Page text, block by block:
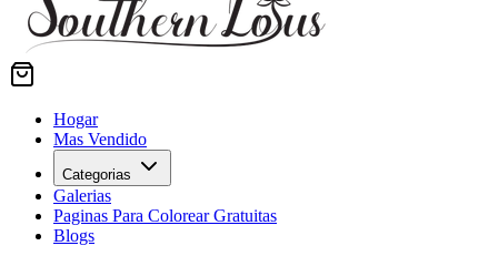
Hogar
Mas Vendido
Categorias
Galerias
Paginas Para Colorear Gratuitas
Blogs